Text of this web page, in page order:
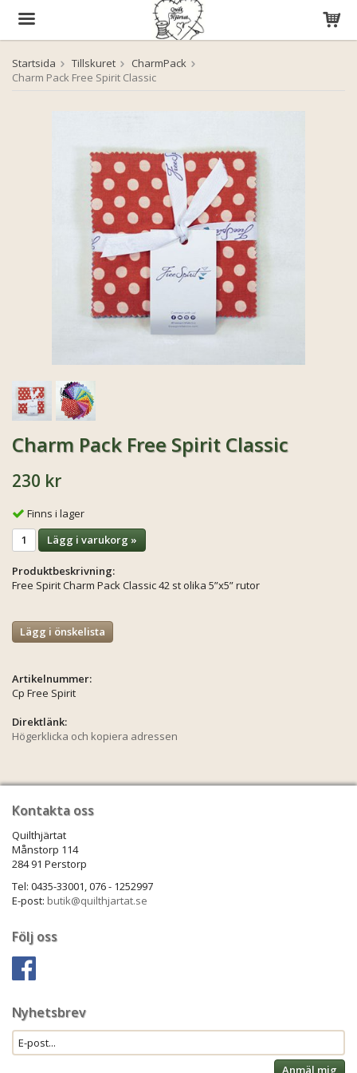
Produkten har blivit tillagd i varukorgen
Startsida Tillskuret
CharmPack
Charm Pack Free Spirit Classic
Charm Pack Free Spirit Classic
230 kr
Finns i lager
Lägg i varukorg »
Produktbeskrivning:
Free Spirit Charm Pack Classic 42 st olika 5”x5” rutor
Lägg i önskelista
Artikelnummer:
Cp Free Spirit
Direktlänk:
Högerklicka och kopiera adressen
Kontakta oss
Quilthjärtat
Månstorp 114
284 91 Perstorp
Tel: 0435-33001, 076 - 1252997
E-post: butik@quilthjartat.se
Följ oss
Nyhetsbrev
Anmäl mig